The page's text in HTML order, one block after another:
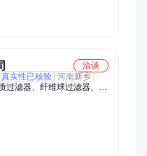
洽谈
真实性已核验 河南新乡
过滤器、纤维球过滤器、浅
过滤器、天然气过滤器、天
树脂滤芯、自清洗过滤器、
保安过滤器滤芯、大流量滤
式过滤器、活性炭过滤器、
除水过滤器、空气过滤器